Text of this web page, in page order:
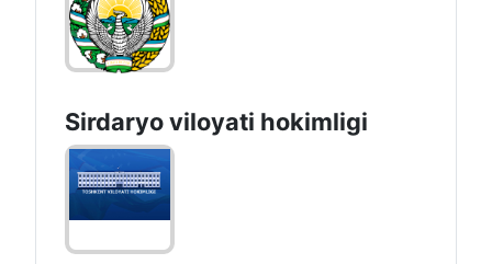
Sirdaryo vilоyati hоkimligi